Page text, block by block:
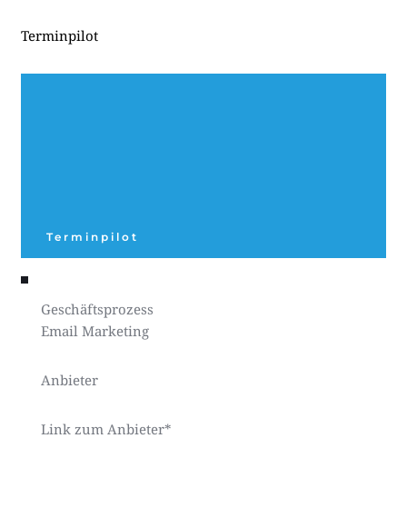
Terminpilot
Terminpilot
Geschäftsprozess
Email Marketing
Anbieter
Link zum Anbieter*